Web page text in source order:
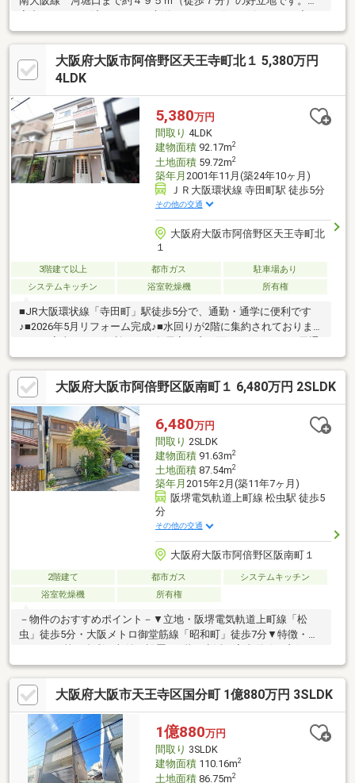
００１年（平成１３年）１１月建築の鉄骨造３階建。◆南向きバ
ルコニーが２・３階にあり、陽当り・通風良好です。【令和８年
５月リフォーム済み】●システムキッチン・浴室ユニットバス・
洗濯パン新調。●フロアタイル・クロス全て・ＣＦ張替。●畳表
ターホン・ポスト新調。●室内一部塗装、網戸一部張替。●ハウス
クリーニング等。
大阪府大阪市阿倍野区天王寺町北１ 5,380万円
4LDK
5,380万円
間取り 4LDK
建物面積92.17m2
土地面積59.72m2
築年月 2001年11月(築24年10ヶ月)
ＪＲ大阪環状線 寺田町駅 徒歩5分
その他の交通
大阪府大阪市阿倍野区天王寺町北
１
3階建て以上 都市ガス
駐車場あり
システムキッチン
浴室乾燥機 所有権
■JR大阪環状線「寺田町」駅徒歩5分で、通勤・通学に便利です
♪■2026年5月リフォーム完成♪■水回りが2階に集約されております
しの良いお部屋になっております♪■駐車スペース付き♪
大阪府大阪市阿倍野区阪南町１ 6,480万円 2SLDK
6,480万円
間取り 2SLDK
建物面積91.63m2
土地面積87.54m2
築年月 2015年2月(築11年7ヶ月)
阪堺電気軌道上町線 松虫駅 徒歩5
分
その他の交通
大阪府大阪市阿倍野区阪南町１
2階建て 都市ガス
システムキッチン
浴室乾燥機
所有権
－物件のおすすめポイント－▼立地・阪堺電気軌道上町線「松
虫」徒歩5分・大阪メトロ御堂筋線「昭和町」徒歩7分▼特徴・
回遊性のある間取り・多用途に利用可能なサービススペース付・
ガーデニングも楽しめるお庭を南側に配置▼設備・食器洗乾燥
機・浴室乾燥機・タンクレストイレ▼周辺環境・イズミヤ昭和町
店 徒歩5分(約400m)・苗代小学校 徒歩5分(約350m)・阪南中公園
徒歩4分(約300m)■ ご希望の住まい探しをお手伝いします
━━━━━・・・物件の詳細・ご相談はお気軽にお問い合わせく
ださい。
大阪府大阪市天王寺区国分町 1億880万円 3SLDK
1億880万円
間取り 3SLDK
建物面積110.16m2
土地面積86.75m2